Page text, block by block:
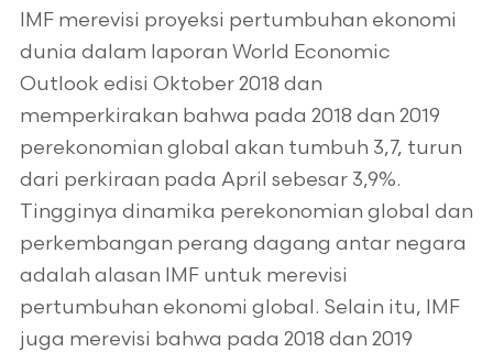
IMF merevisi proyeksi pertumbuhan ekonomi
dunia dalam laporan World Economic
Outlook edisi Oktober 2018 dan
memperkirakan bahwa pada 2018 dan 2019
perekonomian global akan tumbuh 3,7, turun
dari perkiraan pada April sebesar 3,9%.
Tingginya dinamika perekonomian global dan
perkembangan perang dagang antar negara
adalah alasan IMF untuk merevisi
pertumbuhan ekonomi global. Selain itu, IMF
juga merevisi bahwa pada 2018 dan 2019